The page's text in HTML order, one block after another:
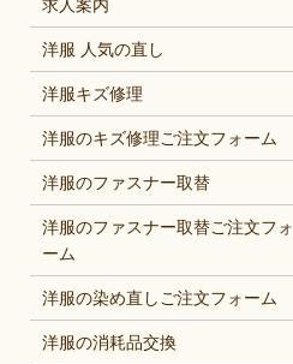
求人案内
洋服 人気の直し
洋服キズ修理
洋服のキズ修理ご注文フォーム
洋服のファスナー取替
洋服のファスナー取替ご注文フォ
ーム
洋服の染め直しご注文フォーム
洋服の消耗品交換